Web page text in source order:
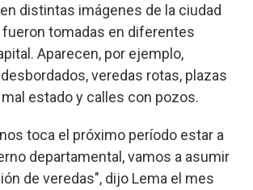
distintas imágenes de la ciudad
fueron tomadas en diferentes
Aparecen, por ejemplo,
veredas rotas, plazas
estado y calles con pozos.
toca el próximo período estar a
departamental, vamos a asumir
de veredas", dijo Lema el mes